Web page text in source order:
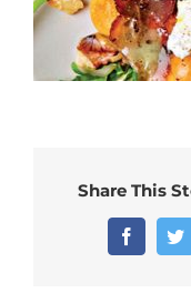
Share This